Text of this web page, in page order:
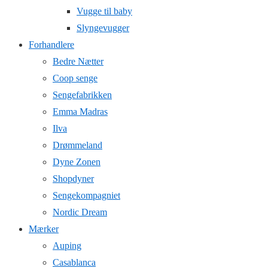
Vugge til baby
Slyngevugger
Forhandlere
Bedre Nætter
Coop senge
Sengefabrikken
Emma Madras
Ilva
Drømmeland
Dyne Zonen
Shopdyner
Sengekompagniet
Nordic Dream
Mærker
Auping
Casablanca